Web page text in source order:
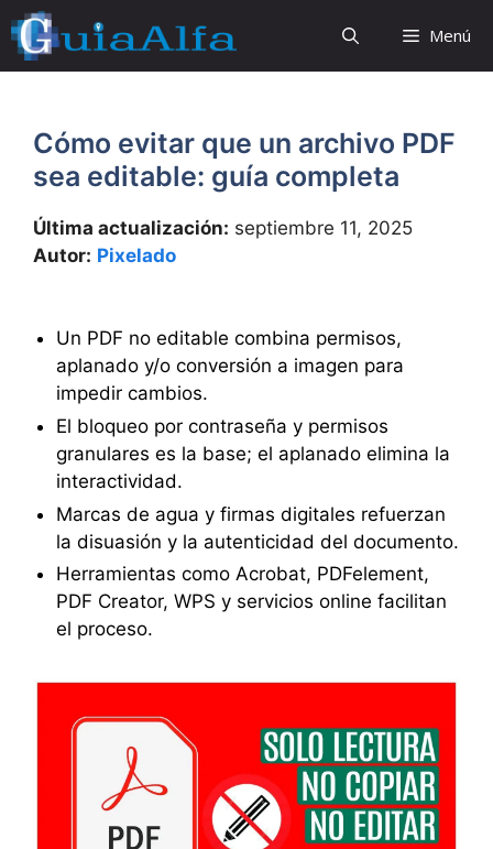
Saltar
al
contenido
Menú
Cómo evitar que un archivo PDF
sea editable: guía completa
Última actualización: septiembre 11, 2025
Autor: Pixelado
Un PDF no editable combina permisos,
aplanado y/o conversión a imagen para
impedir cambios.
El bloqueo por contraseña y permisos
granulares es la base; el aplanado elimina la
interactividad.
Marcas de agua y firmas digitales refuerzan
la disuasión y la autenticidad del documento.
Herramientas como Acrobat, PDFelement,
PDF Creator, WPS y servicios online facilitan
el proceso.